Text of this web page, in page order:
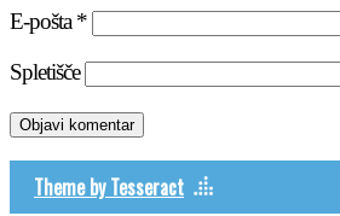
E-pošta*
Spletišče
Theme by Tesseract